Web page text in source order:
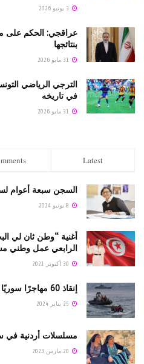
عراقجي: الحكم على
بنتائجها
في تاريخه
Latest
السجن سبعة أعوام
أغنية “وطن ثان لي
الرابعي عمل وطني
إنقاذ 60 مهاجرًا سوريًا قبالة السواحل القبرصية
مسلسلات أردنية في